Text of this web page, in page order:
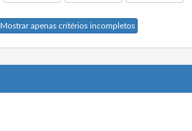
Mostrar apenas critérios incompletos